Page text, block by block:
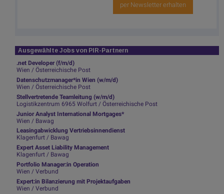
per Newsletter erhalten
Ausgewählte Jobs von PIR-Partnern
.net Developer (f/m/d)
Wien / Österreichische Post
Datenschutzmanager*in Wien (w/m/d)
Wien / Österreichische Post
Stellvertretende Teamleitung (w/m/d)
Logistikzentrum 6965 Wolfurt / Österreichische Post
Junior Analyst International Mortgages*
Wien / Bawag
Leasingabwicklung Vertriebsinnendienst
Klagenfurt / Bawag
Expert Asset Liability Management
Klagenfurt / Bawag
Portfolio Manager:in Operation
Wien / Verbund
Expert:in Bilanzierung mit Projektaufgaben
Wien / Verbund